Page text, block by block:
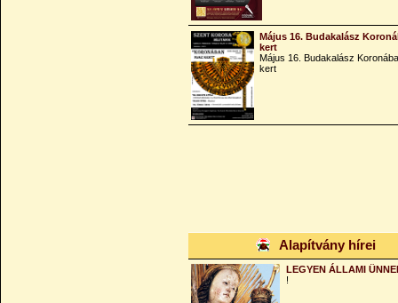
Május 16. Budakalász
kert
Május 16. Budakalász
kert
Alapítvány hírei
LEGYEN ÁLLAMI
!